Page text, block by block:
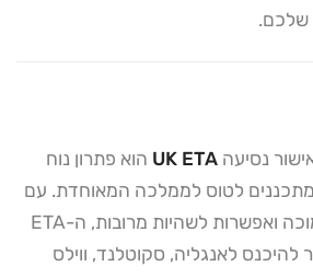
שלכם.
נסיעה UK ETA הוא פתרון נוח
לטוס לממלכה המאוחדת. עם
תהליך פשוט, עלות נמוכה ואפשרות לשהיות מרובות, ה-ETA
לאנגליה, סקוטלנד, ווילס